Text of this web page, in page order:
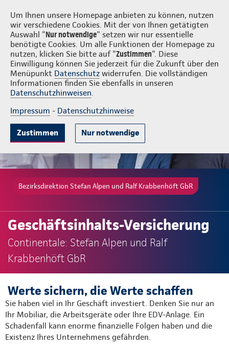
Um Ihnen unsere Homepage anbieten zu können, nutzen
wir verschiedene Cookies. Mit der von Ihnen getätigten
Auswahl "Nur notwendige" setzen wir nur essentielle
benötigte Cookies. Um alle Funktionen der Homepage zu
nutzen, klicken Sie bitte auf "Zustimmen". Diese
Einwilligung können Sie jederzeit für die Zukunft über den
Menüpunkt Datenschutz widerrufen. Die vollständigen
Informationen finden Sie ebenfalls in unseren
Datenschutzhinweisen.
Impressum - Datenschutzhinweise
Zustimmen Nur notwendige
Stefan Alpen und Ralf Krabbenhöft GbR Login
Gute Gründe Tarife & Leistungen Wissenswertes Beratung &
Bezirksdirektion Stefan Alpen und Ralf Krabbenhöft GbR
Geschäftsinhalts-Versicherung
Continentale: Stefan Alpen und Ralf
Krabbenhöft GbR
Werte sichern, die Werte schaffen
Sie haben viel in Ihr Geschäft investiert. Denken Sie nur an
Ihr Mobiliar, die Arbeitsgeräte oder Ihre EDV-Anlage. Ein
Schadenfall kann enorme finanzielle Folgen haben und die
Existenz Ihres Unternehmens gefährden.